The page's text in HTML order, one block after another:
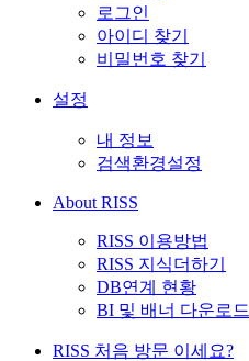
로그인
아이디 찾기
비밀번호 찾기
설정
내 정보
검색환경설정
About RISS
RISS 이용방법
RISS 지식더하기
DB연계 현황
BI 및 배너 다운로드
RISS 처음 방문 이세요?